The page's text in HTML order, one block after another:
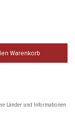
Warenkorb
Länder und Informationen